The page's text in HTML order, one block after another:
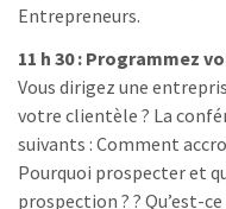
Entrepreneurs.
11 h 30 : Programmez
Vous dirigez une
votre clientèle ? La
suivants : Comment
Pourquoi prospecter et
prospection ? ? Qu’est-